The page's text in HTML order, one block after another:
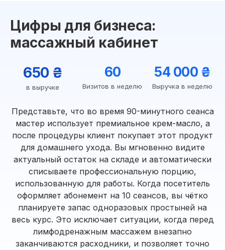
Цифры для бизнеса:
массажный кабинет
650 ₴
в выручке
60
Визитов в неделю
54 000 ₴
Выручка в неделю
Представьте, что во время 90-минутного сеанса
мастер использует премиальное крем-масло, а
после процедуры клиент покупает этот продукт
для домашнего ухода. Вы мгновенно видите
актуальный остаток на складе и автоматически
списываете профессиональную порцию,
использованную для работы. Когда посетитель
оформляет абонемент на 10 сеансов, вы чётко
планируете запас одноразовых простыней на
весь курс. Это исключает ситуации, когда перед
лимфодренажным массажем внезапно
заканчиваются расходники, и позволяет точно